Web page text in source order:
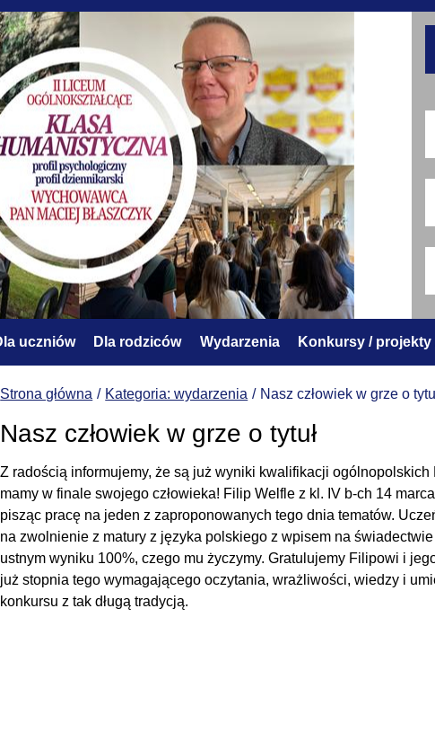
uczniów Dla rodziców Wydarzenia Konkursy /
Strona główna Kategoria: wydarzenia Nasz człowiek w grze o
Nasz człowiek w grze o tytuł
Z radością informujemy, że są już wyniki kwalifikacji
mamy w finale swojego człowieka! Filip Welfle z kl. IV b-ch 14
pisząc pracę na jeden z zaproponowanych tego dnia tematów.
na zwolnienie z matury z języka polskiego z wpisem na
ustnym wyniku 100%, czego mu życzymy. Gratulujemy Filipowi i
już stopnia tego wymagającego oczytania, wrażliwości, wiedzy i
konkursu z tak długą tradycją.